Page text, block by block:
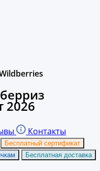
2026
Контакты
Бесплатный сертификат
Бесплатная доставка